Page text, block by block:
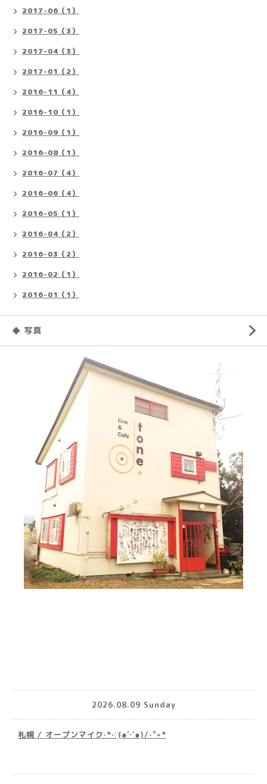
2017-06（1）
2017-05（3）
2017-04（3）
2017-01（2）
2016-11（4）
2016-10（1）
2016-09（1）
2016-08（1）
2016-07（4）
2016-06（4）
2016-05（1）
2016-04（2）
2016-03（2）
2016-02（1）
2016-01（1）
◆ 写真
2026.08.09 Sunday
札幌 / オープンマイク·*· ҉(๑′ᵕ‵๑)/‧˚︎˖*